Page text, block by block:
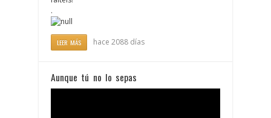
.
LEER MÁS hace 2088 días
Aunque tú no lo sepas